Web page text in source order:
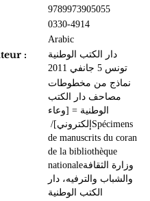
9789973905055
0330-4914
Arabic
:
دار الكتب الوطنية
تونس 5 جانفي 2011
نماذج من مخطوطات
مصاحف دار الكتب
الوطنية‏ = ‏[وعاء
إلكتروني]‏‏/ ‏Spécimens
de manuscrits du coran
de la bibliothèque
nationale‏ ‏وزارة الثقافة
والشباب والترفيه، دار
الكتب الوطنية